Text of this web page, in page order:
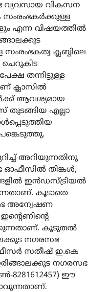
വ്യവസായ വികസന
എന്ന വിഷയത്തിൽ
ക്ലബ്ബിലെ
തന്നിട്ടുള്ള
ക്ലാസിൽ
ആവശ്യമായ
എല്ലാ
അറിയുന്നതിനു
ഓഫീസിൽ തിങ്കൾ,
ഇൻഡസ്ട്രിയൽ
കൂടാതെ
അന്വേഷണ
കൂടുതൽ
നഗരസഭ
സതീഷ് ഇ.കെ
നഗരസഭ
ഈ